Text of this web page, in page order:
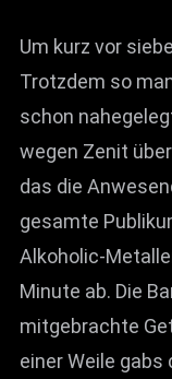
Um kurz vor
Trotzdem so
schon
wegen Zenit
das die
gesamte
Alkoholic-
Minute ab. Die
mitgebrachte
einer Weile